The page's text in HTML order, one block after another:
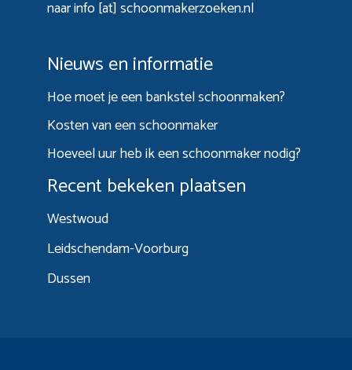
naar info [at] schoonmakerzoeken.nl
Nieuws en informatie
Hoe moet je een bankstel schoonmaken?
Kosten van een schoonmaker
Hoeveel uur heb ik een schoonmaker nodig?
Recent bekeken plaatsen
Westwoud
Leidschendam-Voorburg
Dussen